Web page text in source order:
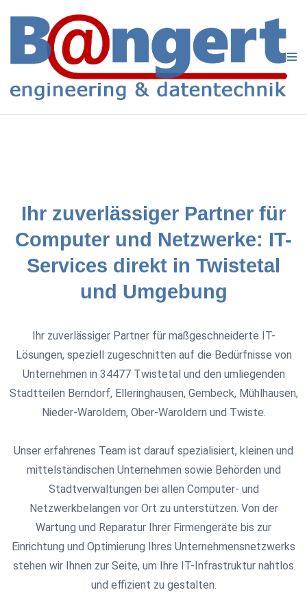
Ihr zuverlässiger Partner für
Computer und Netzwerke: IT-
Services direkt in Twistetal
und Umgebung
Ihr zuverlässiger Partner für maßgeschneiderte IT-
Lösungen, speziell zugeschnitten auf die Bedürfnisse von
Unternehmen in 34477 Twistetal und den umliegenden
Stadtteilen Berndorf, Elleringhausen, Gembeck, Mühlhausen,
Nieder-Waroldern, Ober-Waroldern und Twiste.
Unser erfahrenes Team ist darauf spezialisiert, kleinen und
mittelständischen Unternehmen sowie Behörden und
Stadtverwaltungen bei allen Computer- und
Netzwerkbelangen vor Ort zu unterstützen. Von der
Wartung und Reparatur Ihrer Firmengeräte bis zur
Einrichtung und Optimierung Ihres Unternehmensnetzwerks
stehen wir Ihnen zur Seite, um Ihre IT-Infrastruktur nahtlos
und effizient zu gestalten.